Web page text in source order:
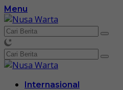
Langsung
ke
konten
Menu
Internasional